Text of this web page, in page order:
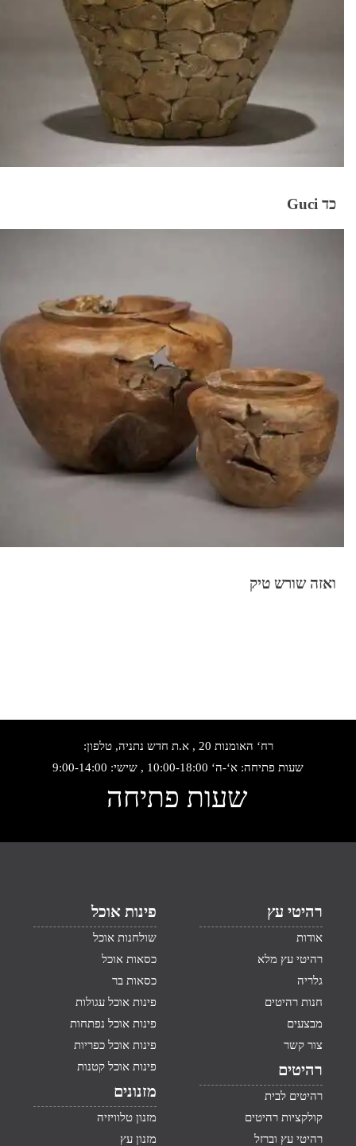
כד Guci
ואזה שורש טיק
רח‘ האומנות 20 , א.ת חדש נתניה, טלפון:
שעות פתיחה: א‘-ה‘ 10:00-18:00 , שישי: 9:00-14:00
שעות פתיחה
רהיטי עץ
אודות
רהיטי עץ מלא
גלריה
חנות רהיטים
מבצעים
צור קשר
רהיטים
רהיטים לבית
קולקציות רהיטים
רהיטי עץ וברזל
פינות אוכל
שולחנות אוכל
כסאות אוכל
כסאות בר
פינות אוכל עגולות
פינות אוכל נפתחות
פינות אוכל כפריות
פינות אוכל קטנות
מזנונים
מזנון טלוויזיה
מזנון עץ